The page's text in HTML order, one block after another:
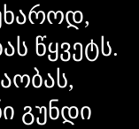
წყვეტს.
გუნდი